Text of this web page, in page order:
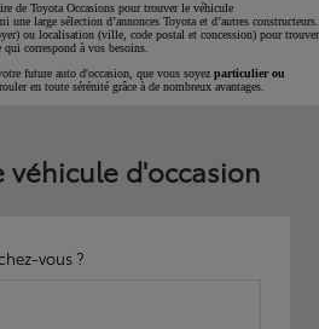
de Toyota Occasions pour trouver le véhicule
une large sélection d’annonces Toyota et d’autres constructeurs.
ou localisation (ville, code postal et concession) pour trouver
qui correspond à vos besoins.
future auto d'occasion, que vous soyez particulier ou
en toute sérénité grâce à de nombreux avantages.
véhicule d'occasion
vous ?